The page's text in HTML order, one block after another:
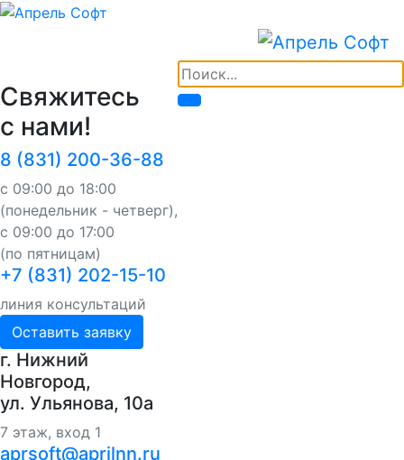
Свяжитесь
с нами!
8 (831) 200-36-88
с 09:00 до 18:00
(понедельник - четверг),
с 09:00 до 17:00
(по пятницам)
+7 (831) 202-15-10
линия консультаций
Оставить заявку
г. Нижний
Новгород,
ул. Ульянова, 10a
7 этаж, вход 1
aprsoft@aprilnn.ru